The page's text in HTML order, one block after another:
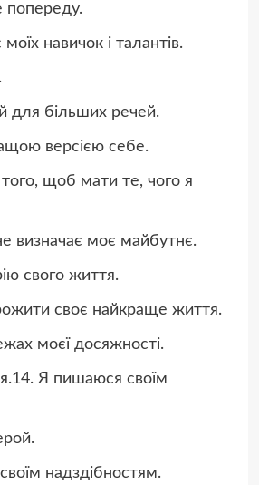
навичок і талантів.
для більших речей.
версією себе.
щоб мати те, чого я
визначає моє майбутнє.
свого життя.
своє найкраще життя.
моєї досяжності.
Я пишаюся своїм
надздібностям.